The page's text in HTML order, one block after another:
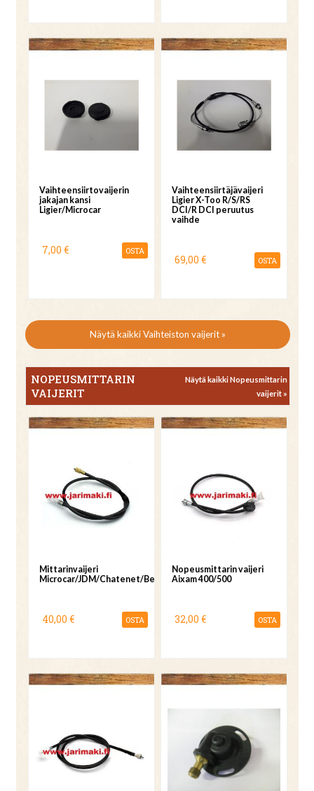
Vaihteensiirtovaijerin
jakajan kansi
Ligier/Microcar
7,00 € OSTA
Vaihteensiirtäjävaijeri
Ligier X-Too R/S/RS
DCI/R DCI peruutus
vaihde
69,00 € OSTA
Näytä kaikki Vaihteiston vaijerit »
NOPEUSMITTARIN
VAIJERIT
Näytä kaikki Nopeusmittarin
vaijerit »
Mittarinvaijeri
Microcar/JDM/Chatenet/Bellier
40,00 € OSTA
Nopeusmittarin vaijeri
Aixam 400/500
32,00 € OSTA